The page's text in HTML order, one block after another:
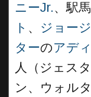
ニーJr.、駅
ト 、 ジョー
ターのアデ
人（ジェス
ン、ウォル